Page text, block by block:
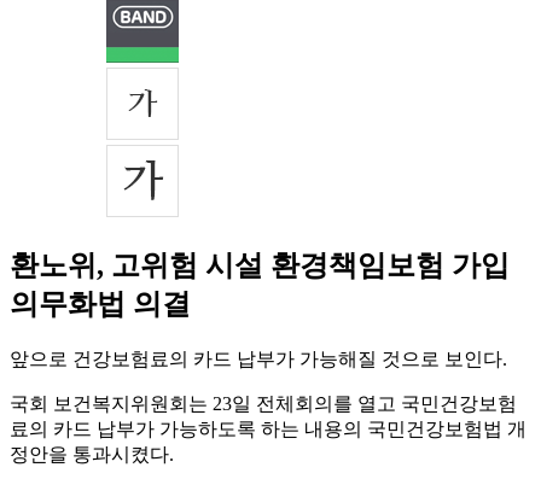
환노위, 고위험 시설 환경책임보험 가입
의무화법 의결
앞으로 건강보험료의 카드 납부가 가능해질 것으로 보인다.
국회 보건복지위원회는 23일 전체회의를 열고 국민건강보험
료의 카드 납부가 가능하도록 하는 내용의 국민건강보험법 개
정안을 통과시켰다.